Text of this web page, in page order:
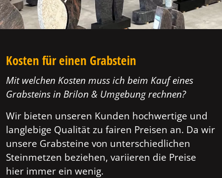
Kosten für einen Grabstein
Mit welchen Kosten muss ich beim Kauf eines
Grabsteins in Brilon & Umgebung rechnen?
Wir bieten unseren Kunden hochwertige und
langlebige Qualität zu fairen Preisen an. Da wir
unsere Grabsteine von unterschiedlichen
Steinmetzen beziehen, variieren die Preise
hier immer ein wenig.